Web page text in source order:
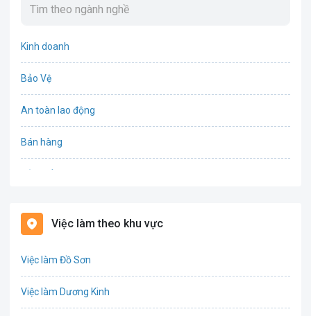
Kinh doanh
Bảo Vệ
An toàn lao động
Bán hàng
Biên phiên dịch
Việc làm theo khu vực
Việc làm Đồ Sơn
Việc làm Dương Kinh